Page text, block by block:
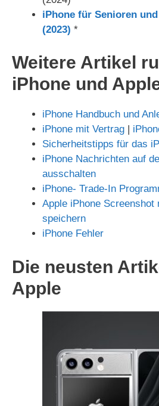
iPhone für Senioren
(2023) *
Weitere Artikel
iPhone und
iPhone Handbuch und
iPhone mit Vertrag
Sicherheitstipps für das
iPhone Nachrichten auf
ausschalten
iPhone- Trade-In
Apple iPhone Screenshot
speichern
iPhone Fehler
Die neusten
Apple